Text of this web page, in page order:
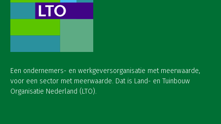
Een ondernemers- en werkgeversorganisatie met meerwaarde,
voor een sector met meerwaarde. Dat is Land- en Tuinbouw
Organisatie Nederland (LTO).